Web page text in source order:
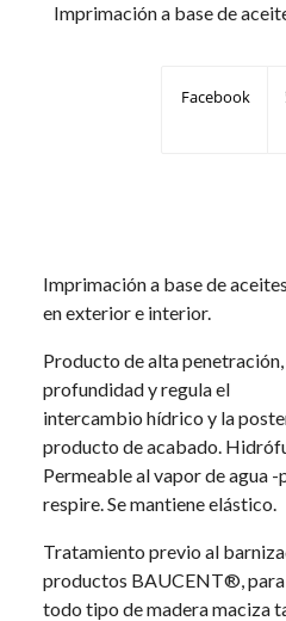
Imprimación a base de
Facebook
Imprimación a base de
en exterior e interior.
Producto de alta
profundidad y regula el
intercambio hídrico y la
producto de acabado.
Permeable al vapor de agua
respire. Se mantiene elástico.
Tratamiento previo al
productos BAUCENT®, para
todo tipo de madera maciza